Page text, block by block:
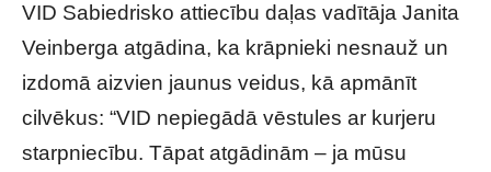
VID Sabiedrisko attiecību daļas vadītāja Janita
Veinberga atgādina, ka krāpnieki nesnauž un
izdomā aizvien jaunus veidus, kā apmānīt
cilvēkus: “VID nepiegādā vēstules ar kurjeru
starpniecību. Tāpat atgādinām – ja mūsu